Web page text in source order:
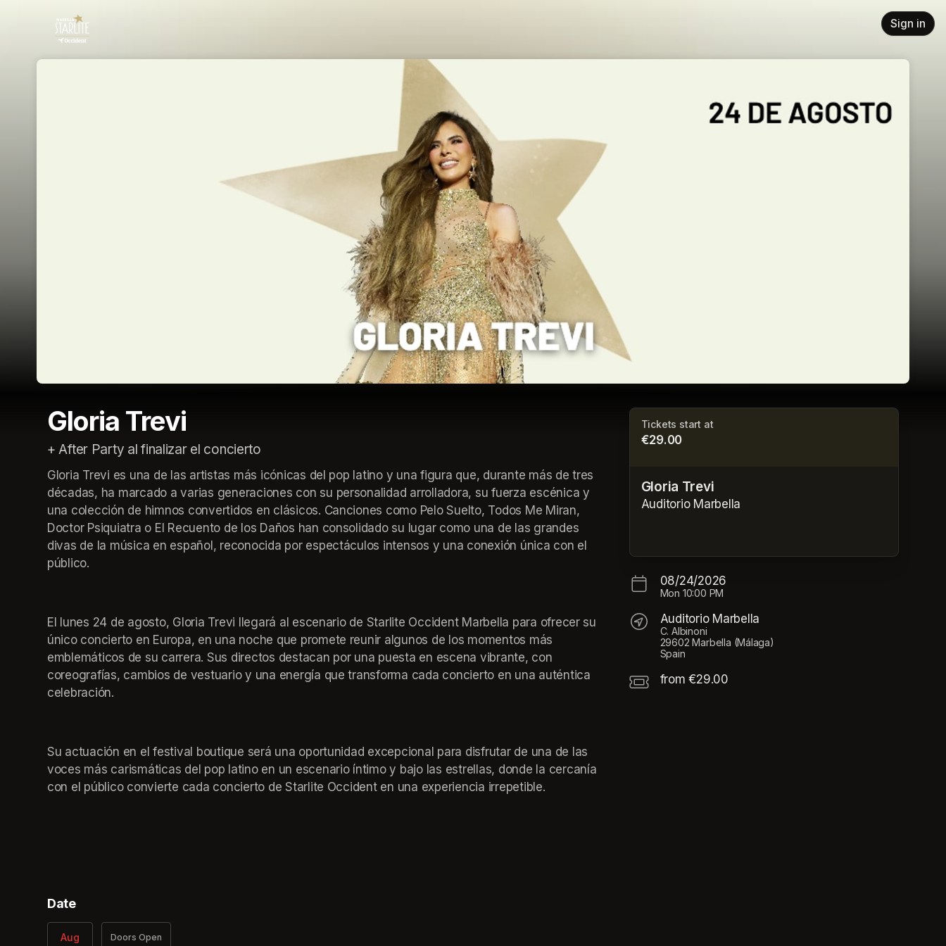
Sign in
Gloria Trevi
+ After Party al finalizar el concierto
Gloria Trevi es una de las artistas más icónicas del pop latino y una figura que, durante más de tres
décadas, ha marcado a varias generaciones con su personalidad arrolladora, su fuerza escénica y
una colección de himnos convertidos en clásicos. Canciones como Pelo Suelto, Todos Me Miran,
Doctor Psiquiatra o El Recuento de los Daños han consolidado su lugar como una de las grandes
divas de la música en español, reconocida por espectáculos intensos y una conexión única con el
público.
El lunes 24 de agosto, Gloria Trevi llegará al escenario de Starlite Occident Marbella para ofrecer su
único concierto en Europa, en una noche que promete reunir algunos de los momentos más
emblemáticos de su carrera. Sus directos destacan por una puesta en escena vibrante, con
coreografías, cambios de vestuario y una energía que transforma cada concierto en una auténtica
celebración.
Su actuación en el festival boutique será una oportunidad excepcional para disfrutar de una de las
voces más carismáticas del pop latino en un escenario íntimo y bajo las estrellas, donde la cercanía
con el público convierte cada concierto de Starlite Occident en una experiencia irrepetible.
Date
Aug Doors Open
Tickets start at
€29.00
Gloria Trevi
Auditorio Marbella
08/24/2026
Mon 10:00 PM
Auditorio Marbella
C. Albinoni
29602 Marbella (Málaga)
Spain
from €29.00